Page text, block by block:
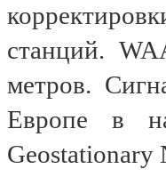
станций.
метров.
Европе в
Geostationary